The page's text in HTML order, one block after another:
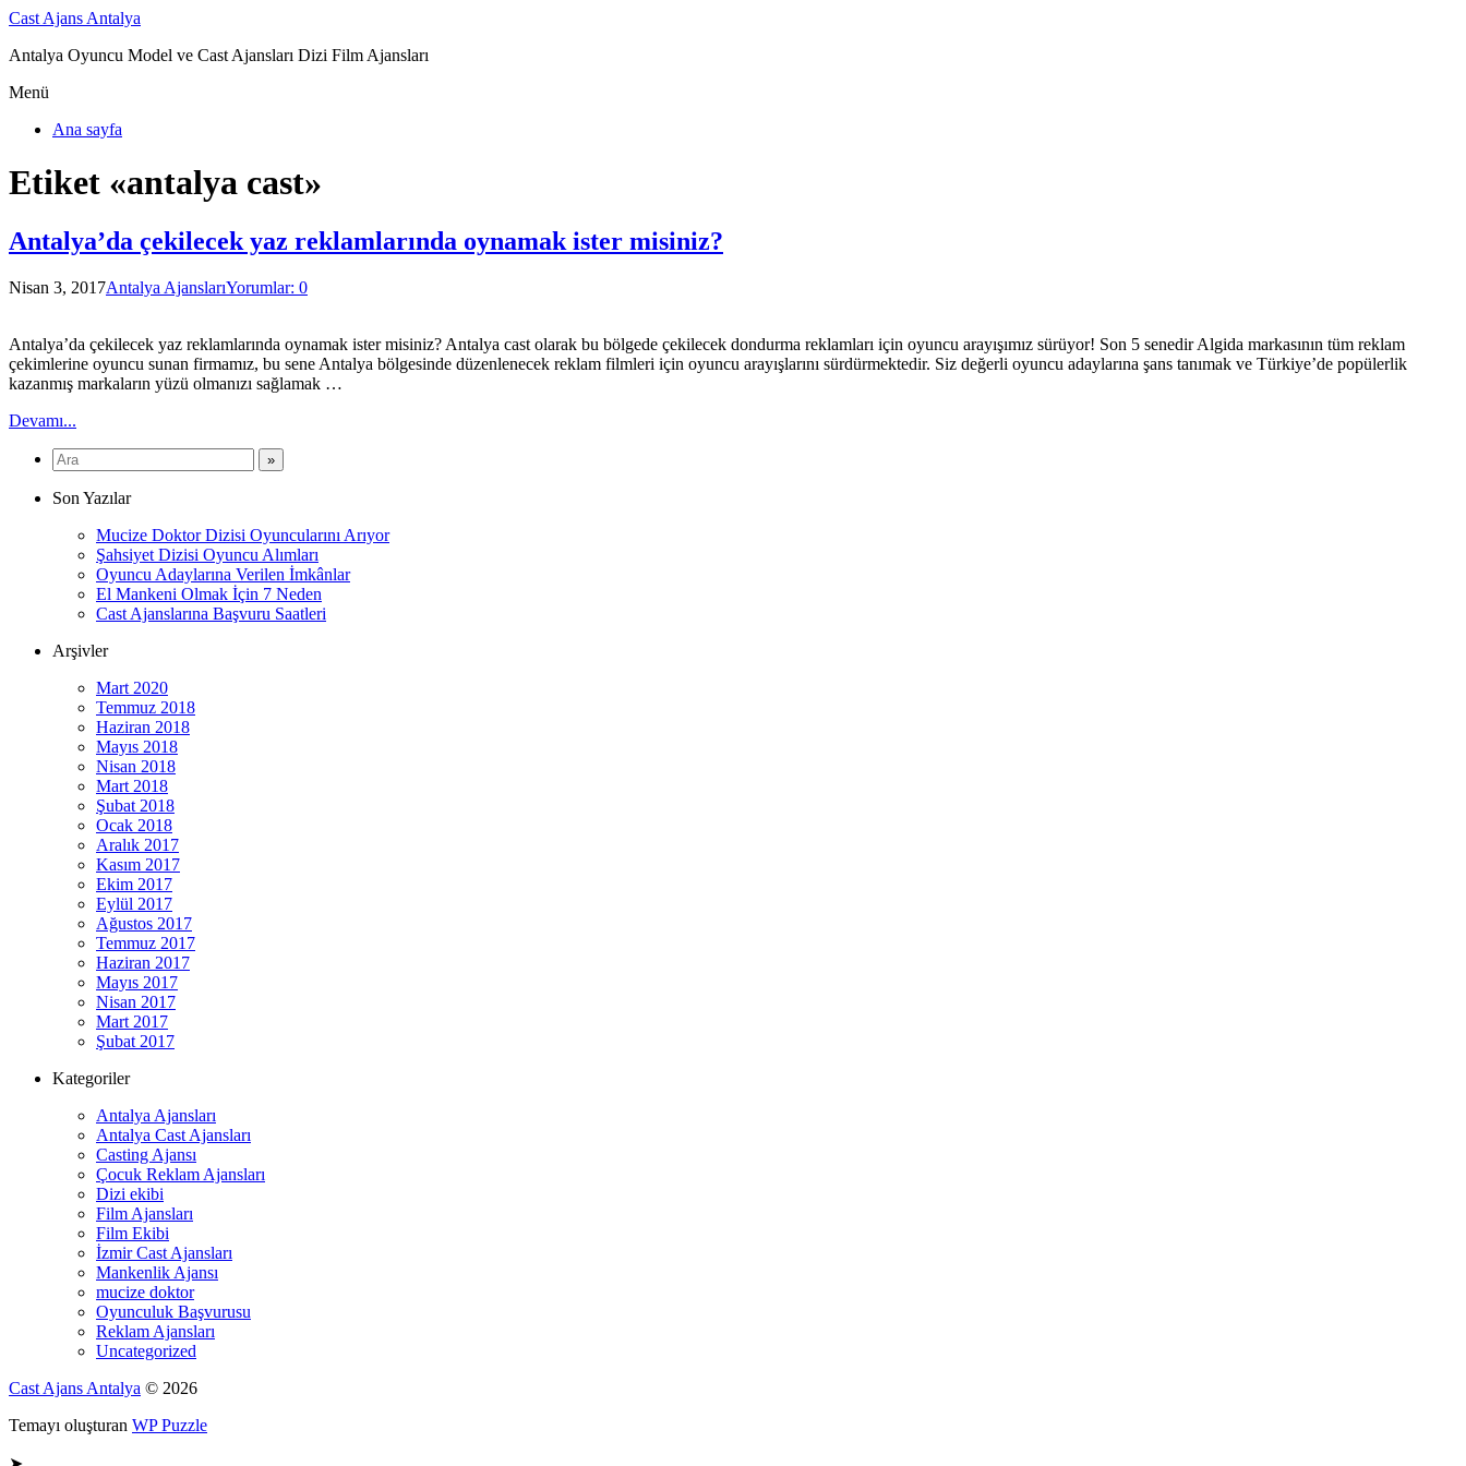
Cast Ajans Antalya
Antalya Oyuncu Model ve Cast Ajansları Dizi Film Ajansları
Menü
Ana sayfa
Etiket «antalya cast»
Antalya’da çekilecek yaz reklamlarında oynamak ister misiniz?
Nisan 3, 2017Antalya AjanslarıYorumlar: 0
Antalya’da çekilecek yaz reklamlarında oynamak ister misiniz? Antalya cast olarak bu bölgede çekilecek dondurma reklamları için oyuncu arayışımız sürüyor! Son 5 senedir Algida markasının tüm reklam
çekimlerine oyuncu sunan firmamız, bu sene Antalya bölgesinde düzenlenecek reklam filmleri için oyuncu arayışlarını sürdürmektedir. Siz değerli oyuncu adaylarına şans tanımak ve Türkiye’de popülerlik
kazanmış markaların yüzü olmanızı sağlamak …
Devamı...
Son Yazılar
Mucize Doktor Dizisi Oyuncularını Arıyor
Şahsiyet Dizisi Oyuncu Alımları
Oyuncu Adaylarına Verilen İmkânlar
El Mankeni Olmak İçin 7 Neden
Cast Ajanslarına Başvuru Saatleri
Arşivler
Mart 2020
Temmuz 2018
Haziran 2018
Mayıs 2018
Nisan 2018
Mart 2018
Şubat 2018
Ocak 2018
Aralık 2017
Kasım 2017
Ekim 2017
Eylül 2017
Ağustos 2017
Temmuz 2017
Haziran 2017
Mayıs 2017
Nisan 2017
Mart 2017
Şubat 2017
Kategoriler
Antalya Ajansları
Antalya Cast Ajansları
Casting Ajansı
Çocuk Reklam Ajansları
Dizi ekibi
Film Ajansları
Film Ekibi
İzmir Cast Ajansları
Mankenlik Ajansı
mucize doktor
Oyunculuk Başvurusu
Reklam Ajansları
Uncategorized
Cast Ajans Antalya © 2026
Temayı oluşturan WP Puzzle